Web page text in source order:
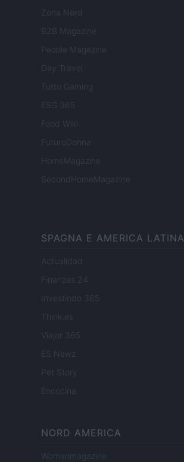
Zona Nerd
B2B Magazine
People Magazine
Day Travel
Tutto Gaming
ESG 365
Food Wiki
FuturoDonna
HomeMagazine
SecondHomeMagazine
SPAGNA E AMERICA LATINA
Actualidad
Finanzas 24
Investindo 365
Think.es
Viajar 365
ES Newz
Pet Story
Encocina
NORD AMERICA
Womanmagazine